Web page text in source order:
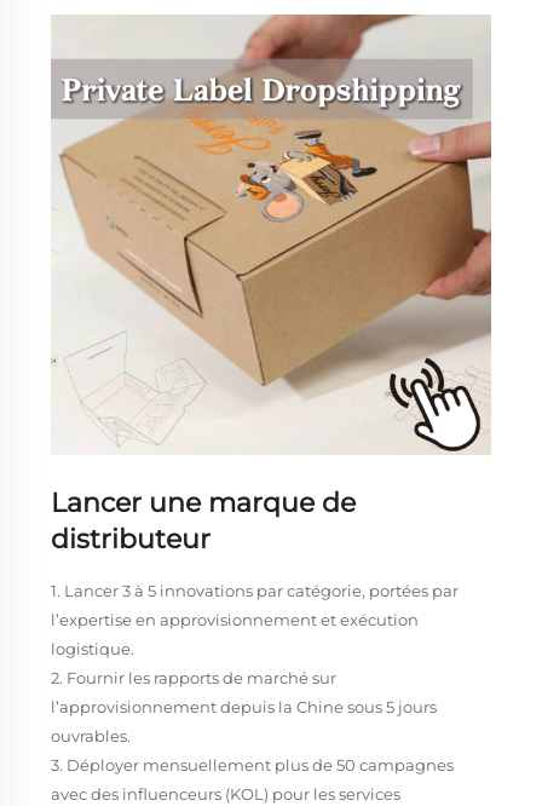
Lancer une marque de
distributeur
1. Lancer 3 à 5 innovations par catégorie, portées par
l’expertise en approvisionnement et exécution
logistique.
2. Fournir les rapports de marché sur
l’approvisionnement depuis la Chine sous 5 jours
ouvrables.
3. Déployer mensuellement plus de 50 campagnes
avec des influenceurs (KOL) pour les services